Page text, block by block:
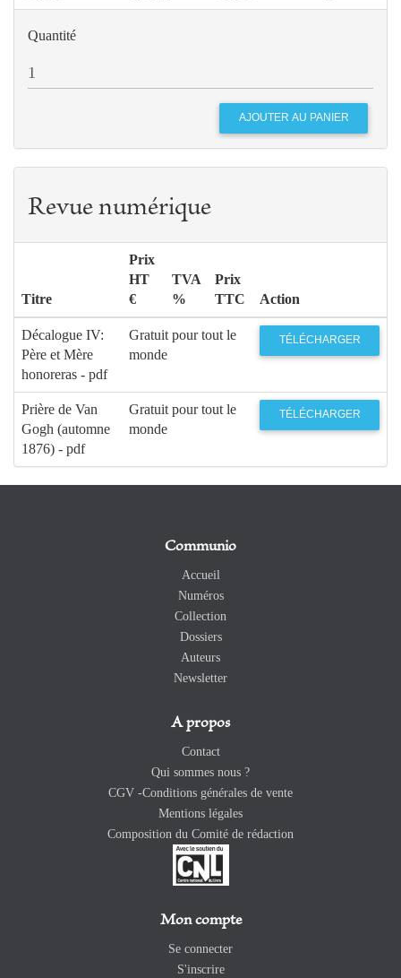
Quantité
Revue numérique
Titre
Prix
HT
€
TVA
%
Prix
TTC
Action
Décalogue IV:
Père et Mère
honoreras - pdf
Gratuit pour tout le
monde
TÉLÉCHARGER
Prière de Van
Gogh (automne
1876) - pdf
Gratuit pour tout le
monde
TÉLÉCHARGER
Communio
Accueil
Numéros
Collection
Dossiers
Auteurs
Newsletter
A propos
Contact
Qui sommes nous ?
CGV -Conditions générales de vente
Mentions légales
Composition du Comité de rédaction
Mon compte
Se connecter
S'inscrire